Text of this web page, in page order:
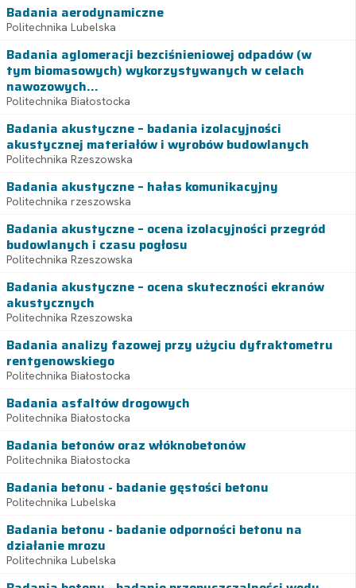
Badania aerodynamiczne
Politechnika Lubelska
Badania aglomeracji bezciśnieniowej odpadów (w
tym biomasowych) wykorzystywanych w celach
nawozowych...
Politechnika Białostocka
Badania akustyczne – badania izolacyjności
akustycznej materiałów i wyrobów budowlanych
Politechnika Rzeszowska
Badania akustyczne – hałas komunikacyjny
Politechnika rzeszowska
Badania akustyczne – ocena izolacyjności przegród
budowlanych i czasu pogłosu
Politechnika Rzeszowska
Badania akustyczne – ocena skuteczności ekranów
akustycznych
Politechnika Rzeszowska
Badania analizy fazowej przy użyciu dyfraktometru
rentgenowskiego
Politechnika Białostocka
Badania asfaltów drogowych
Politechnika Białostocka
Badania betonów oraz włóknobetonów
Politechnika Białostocka
Badania betonu - badanie gęstości betonu
Politechnika Lubelska
Badania betonu - badanie odporności betonu na
działanie mrozu
Politechnika Lubelska